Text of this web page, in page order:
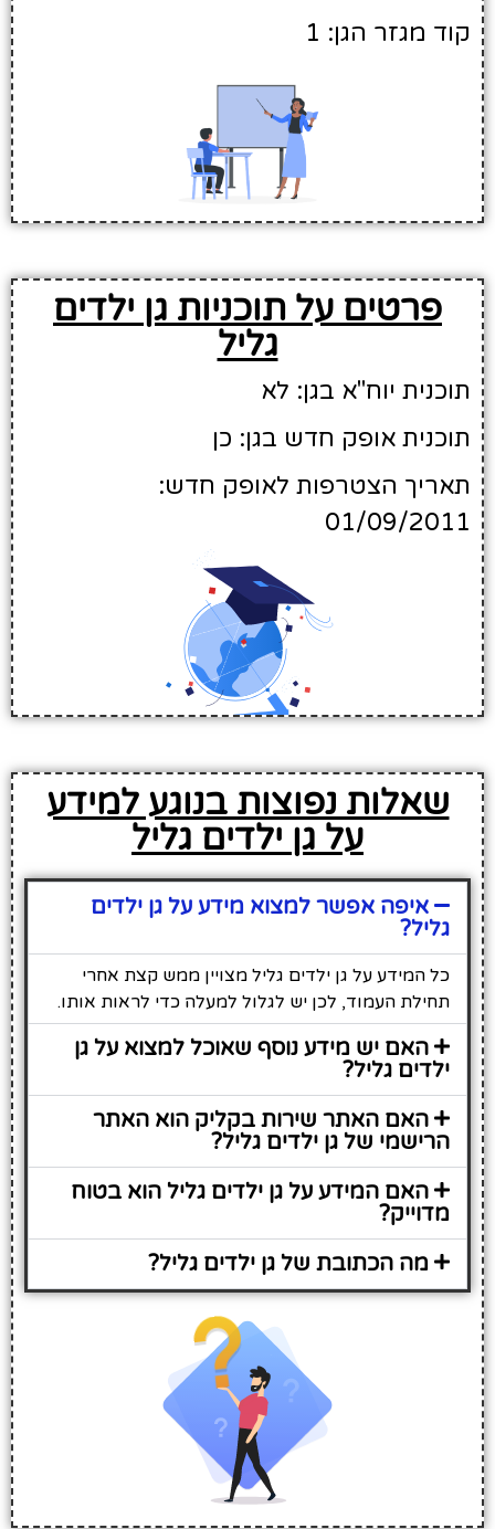
קוד מגזר הגן: 1
פרטים על תוכניות גן ילדים
גליל
תוכנית יוח"א בגן: לא
תוכנית אופק חדש בגן: כן
תאריך הצטרפות לאופק חדש:
01/09/2011
שאלות נפוצות בנוגע למידע
על גן ילדים גליל
איפה אפשר למצוא מידע על גן ילדים
גליל?
כל המידע על גן ילדים גליל מצויין ממש קצת אחרי
תחילת העמוד, לכן יש לגלול למעלה כדי לראות אותו.
האם יש מידע נוסף שאוכל למצוא על גן
ילדים גליל?
האם האתר שירות בקליק הוא האתר
הרישמי של גן ילדים גליל?
האם המידע על גן ילדים גליל הוא בטוח
מדוייק?
מה הכתובת של גן ילדים גליל?